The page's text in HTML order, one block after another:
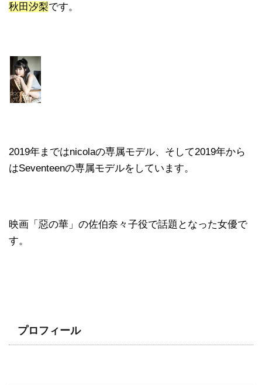
秋田汐梨です。
2019年まではnicolaの専属モデル、そして2019年から
はSeventeenの専属モデルをしています。
映画「惡の華」の佐伯奈々子役で話題となった女優で
す。
プロフィール